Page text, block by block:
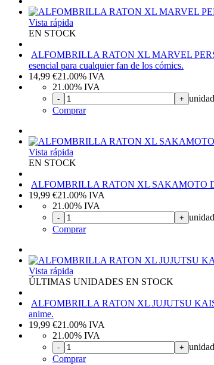
Vista rápida
EN STOCK
ALFOMBRILLA RATON XL MARVEL
esencial para cualquier fan de los cómics.
14,99 €21.00% IVA
21.00% IVA
- + unidad
Comprar
Vista rápida
EN STOCK
ALFOMBRILLA RATON XL SAKAMOTO
19,99 €21.00% IVA
21.00% IVA
- + unidad
Comprar
Vista rápida
ÚLTIMAS UNIDADES EN STOCK
ALFOMBRILLA RATON XL JUJUTSU
anime.
19,99 €21.00% IVA
21.00% IVA
- + unidad
Comprar